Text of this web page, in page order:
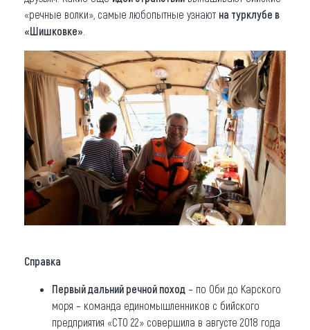
«речные волки», самые любопытные узнают на турклубе в
«Шишковке»
Справка
Первый дальний речной поход – по Оби до Карского
моря – команда единомышленников с бийского
предприятия «СТО 22» совершила в августе 2018 года